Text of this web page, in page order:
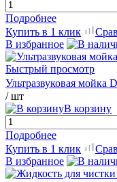
Подробнее
Купить в 1 клик
В избранное
Быстрый просмотр
Ультразвуковая мойка
/ шт
В корзину
Подробнее
Купить в 1 клик
В избранное